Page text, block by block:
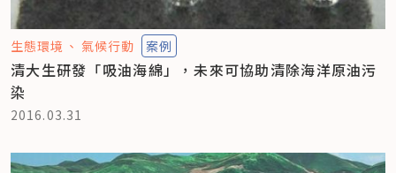
生態環境 氣候行動 案例
清大生研發「吸油海綿」，未來可協助清除海洋原油污
染
2016.03.31